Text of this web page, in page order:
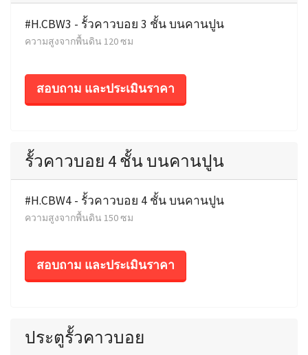
#H.CBW3 - รั้วคาวบอย 3 ชั้น บนคานปูน
ความสูงจากพื้นดิน 120 ซม
สอบถาม และประเมินราคา
รั้วคาวบอย 4 ชั้น บนคานปูน
#H.CBW4 - รั้วคาวบอย 4 ชั้น บนคานปูน
ความสูงจากพื้นดิน 150 ซม
สอบถาม และประเมินราคา
ประตูรั้วคาวบอย